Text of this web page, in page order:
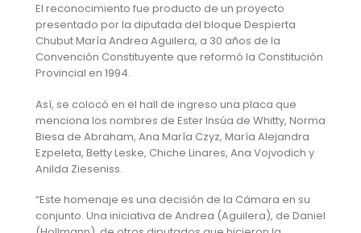
El reconocimiento fue producto de un proyecto
presentado por la diputada del bloque Despierta
Chubut María Andrea Aguilera, a 30 años de la
Convención Constituyente que reformó la Constitución
Provincial en 1994.
Así, se colocó en el hall de ingreso una placa que
menciona los nombres de Ester Insúa de Whitty, Norma
Biesa de Abraham, Ana María Czyz, María Alejandra
Ezpeleta, Betty Leske, Chiche Linares, Ana Vojvodich y
Anilda Zieseniss.
“Este homenaje es una decisión de la Cámara en su
conjunto. Una iniciativa de Andrea (Aguilera), de Daniel